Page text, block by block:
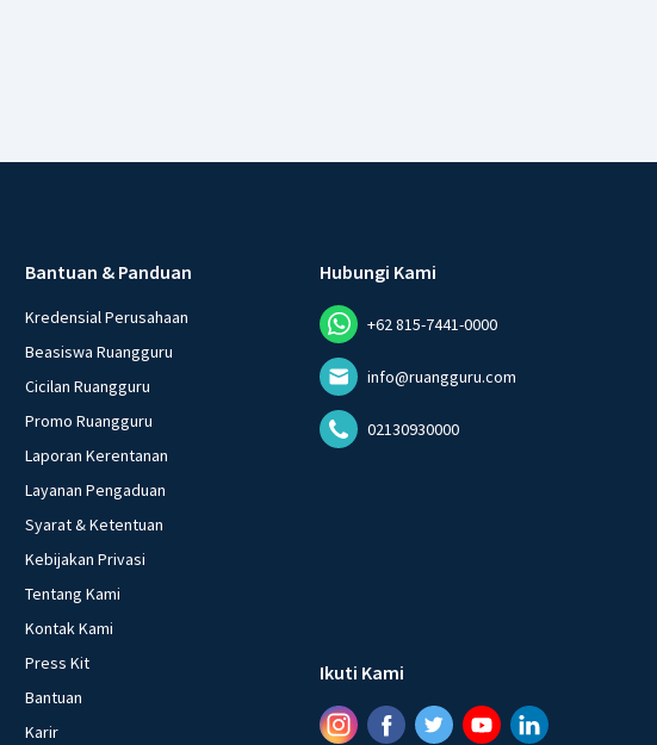
Bantuan & Panduan
Kredensial Perusahaan
Beasiswa Ruangguru
Cicilan Ruangguru
Promo Ruangguru
Laporan Kerentanan
Layanan Pengaduan
Syarat & Ketentuan
Kebijakan Privasi
Tentang Kami
Kontak Kami
Press Kit
Bantuan
Karir
Hubungi Kami
+62 815-7441-0000
info@ruangguru.com
02130930000
Ikuti Kami